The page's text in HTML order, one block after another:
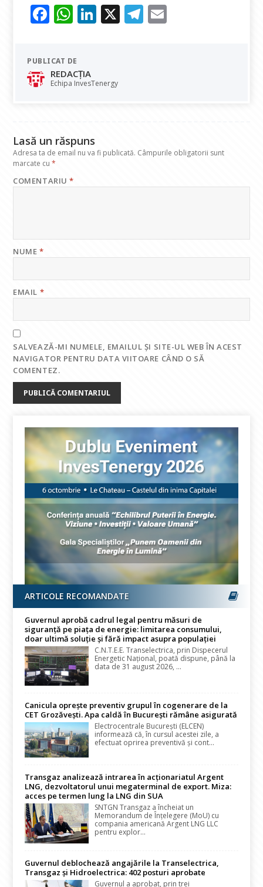
F
ac
b
o
W
h
s
A
Li
n
dI
X T
el
PUBLICAT DE
REDACȚIA
Echipa InvesTenergy
Lasă un răspuns
Adresa ta de email nu va fi publicată. Câmpurile obligatorii sunt
marcate cu*
COMENTARIU*
NUME*
EMAIL *
SALVEAZĂ-MI NUMELE, EMAILUL ȘI SITE-UL WEB ÎN ACEST
NAVIGATOR PENTRU DATA VIITOARE CÂND O SĂ
COMENTEZ.
ARTICOLE RECOMANDATE
Guvernul aprobă cadrul legal pentru măsuri de
siguranță pe piața de energie: limitarea consumului,
doar ultimă soluție și fără impact asupra populației
C.N.T.E.E. Transelectrica, prin Dispecerul
Energetic Național, poată dispune, până la
data de 31 august 2026, ...
Canicula oprește preventiv grupul în cogenerare de la
CET Grozăvești. Apa caldă în București rămâne asigurată
Electrocentrale București (ELCEN)
informează că, în cursul acestei zile, a
efectuat oprirea preventivă și cont...
Transgaz analizează intrarea în acționariatul Argent
LNG, dezvoltatorul unui megaterminal de export. Miza:
acces pe termen lung la LNG din SUA
SNTGN Transgaz a încheiat un
Memorandum de Înțelegere (MoU) cu
compania americană Argent LNG LLC
pentru explor...
Guvernul deblochează angajările la Transelectrica,
Transgaz și Hidroelectrica: 402 posturi aprobate
Guvernul a aprobat, prin trei